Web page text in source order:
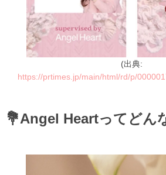
(出典:
https://prtimes.jp/main/html/rd/p/
💐Angel Heartってどん